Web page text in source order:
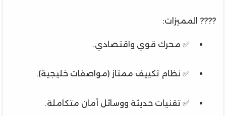
???? المميزات:
✅ محرك قوي واقتصادي.
✅ نظام تكييف ممتاز (مواصفات خليجية).
✅ تقنيات حديثة ووسائل أمان متكاملة.